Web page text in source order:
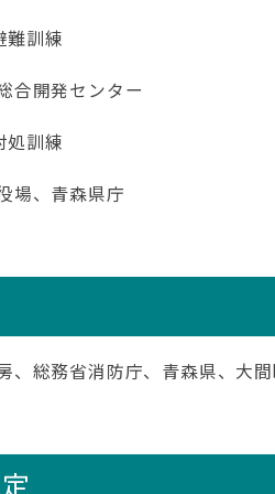
難訓練
合開発センター
処訓練
場、青森県庁
、総務省消防庁、青森県、大